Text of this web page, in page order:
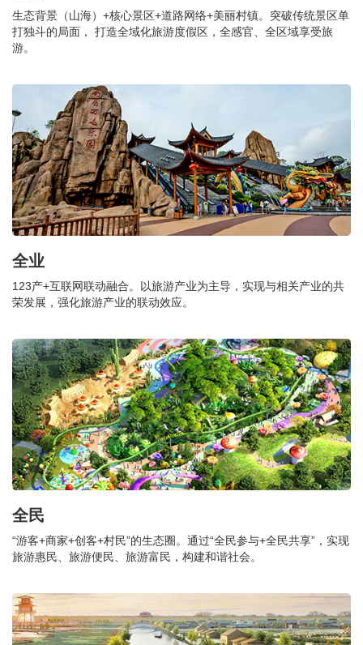
生态背景（山海）+核心景区+道路网络+美丽村镇。突破传统景区单
打独斗的局面， 打造全域化旅游度假区，全感官、全区域享受旅
游。
全业
123产+互联网联动融合。以旅游产业为主导，实现与相关产业的共
荣发展，强化旅游产业的联动效应。
全民
“游客+商家+创客+村民”的生态圈。通过“全民参与+全民共享”，实现
旅游惠民、旅游便民、旅游富民，构建和谐社会。